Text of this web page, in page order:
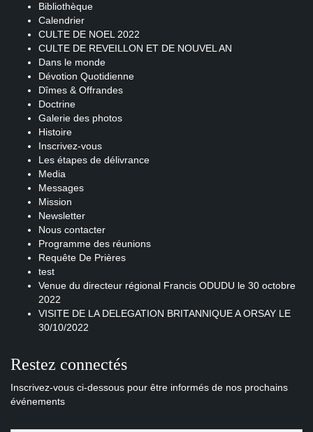
Bibliothèque
Calendrier
CULTE DE NOEL 2022
CULTE DE REVEILLON ET DE NOUVEL AN
Dans le monde
Dévotion Quotidienne
Dîmes & Offrandes
Doctrine
Galerie des photos
Histoire
Inscrivez-vous
Les étapes de délivrance
Media
Messages
Mission
Newsletter
Nous contacter
Programme des réunions
Requête De Prières
test
Venue du directeur régional Francis ODUDU le 30 octobre
2022
VISITE DE LA DELEGATION BRITANNIQUE A ORSAY LE
30/10/2022
Restez connectés
Inscrivez-vous ci-dessous pour être informés de nos prochains
événements